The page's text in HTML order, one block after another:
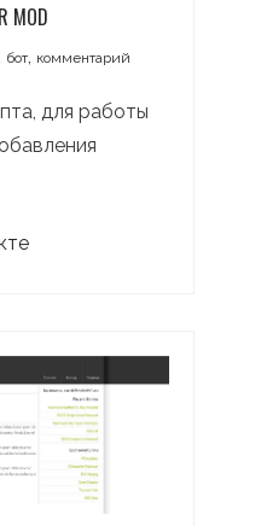
MOD
бот, комментарий
для работы